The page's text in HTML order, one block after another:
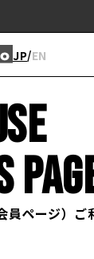
JP/EN
ページ）ご